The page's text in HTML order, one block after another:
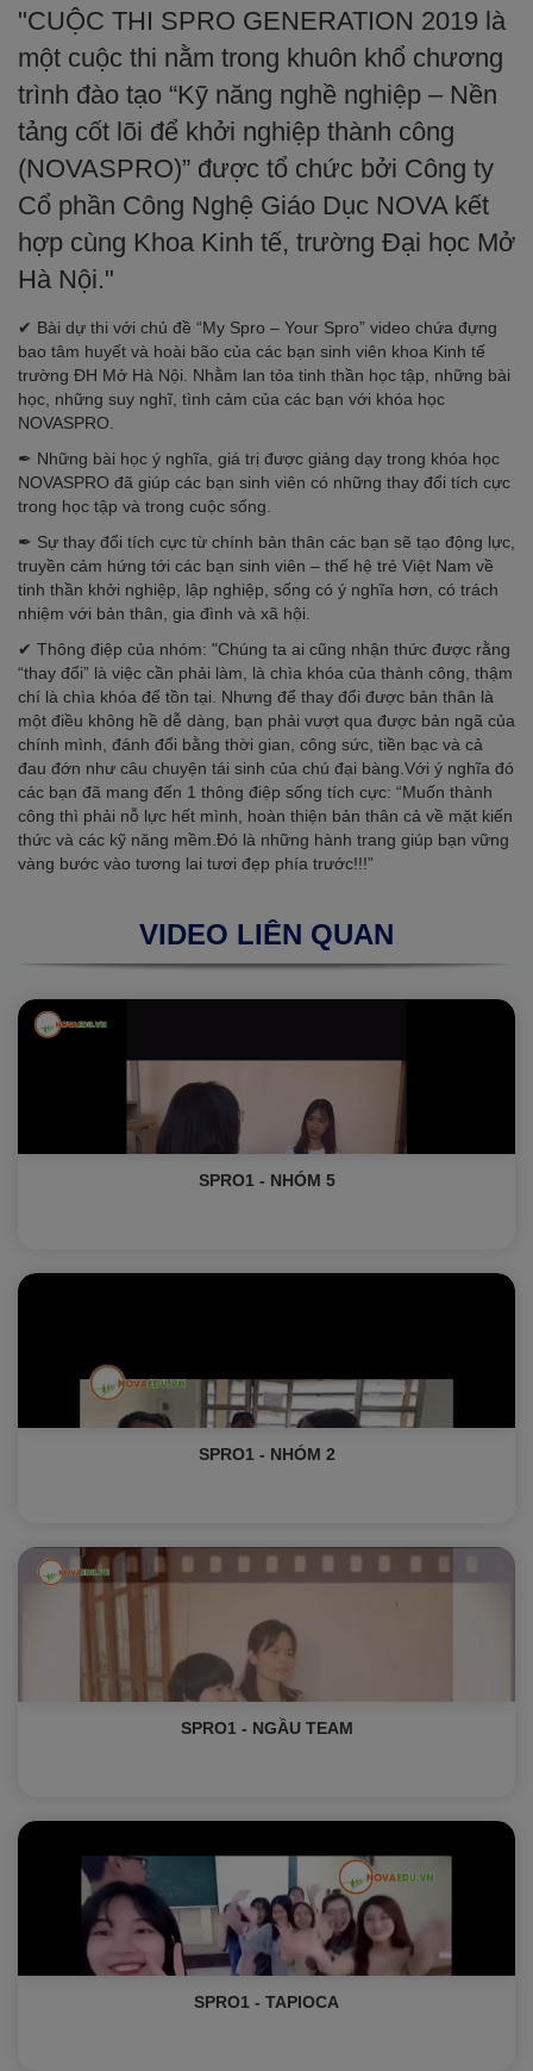
"CUỘC THI SPRO GENERATION 2019 là
một cuộc thi nằm trong khuôn khổ chương
trình đào tạo “Kỹ năng nghề nghiệp – Nền
tảng cốt lõi để khởi nghiệp thành công
(NOVASPRO)” được tổ chức bởi Công ty
Cổ phần Công Nghệ Giáo Dục NOVA kết
hợp cùng Khoa Kinh tế, trường Đại học Mở
Hà Nội."
✔ Bài dự thi với chủ đề “My Spro – Your Spro” video chứa đựng
bao tâm huyết và hoài bão của các bạn sinh viên khoa Kinh tế
trường ĐH Mở Hà Nội. Nhằm lan tỏa tinh thần học tập, những bài
học, những suy nghĩ, tình cảm của các bạn với khóa học
NOVASPRO.
✒ Những bài học ý nghĩa, giá trị được giảng dạy trong khóa học
NOVASPRO đã giúp các bạn sinh viên có những thay đổi tích cực
trong học tập và trong cuộc sống.
✒ Sự thay đổi tích cực từ chính bản thân các bạn sẽ tạo động lực,
truyền cảm hứng tới các bạn sinh viên – thế hệ trẻ Việt Nam về
tinh thần khởi nghiệp, lập nghiệp, sống có ý nghĩa hơn, có trách
nhiệm với bản thân, gia đình và xã hội.
✔ Thông điệp của nhóm: "Chúng ta ai cũng nhận thức được rằng
“thay đổi” là việc cần phải làm, là chìa khóa của thành công, thậm
chí là chìa khóa để tồn tại. Nhưng để thay đổi được bản thân là
một điều không hề dễ dàng, bạn phải vượt qua được bản ngã của
chính mình, đánh đổi bằng thời gian, công sức, tiền bạc và cả
đau đớn như câu chuyện tái sinh của chú đại bàng.Với ý nghĩa đó
các bạn đã mang đến 1 thông điệp sống tích cực: “Muốn thành
công thì phải nỗ lực hết mình, hoàn thiện bản thân cả về mặt kiến
thức và các kỹ năng mềm.Đó là những hành trang giúp bạn vững
vàng bước vào tương lai tươi đẹp phía trước!!!”
VIDEO LIÊN QUAN
SPRO1 - NHÓM 5
SPRO1 - NHÓM 2
SPRO1 - NGẦU TEAM
SPRO1 - TAPIOCA